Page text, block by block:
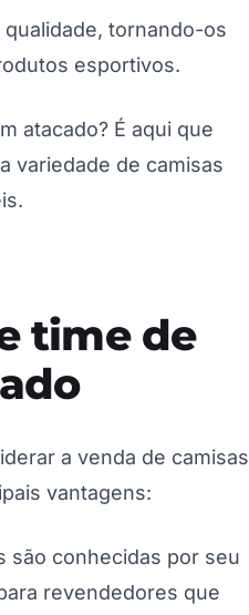
tornando-os
esportivos.
atacado? É aqui que
variedade de camisas
time de
a venda de camisas
vantagens:
são conhecidas por seu
revendedores que